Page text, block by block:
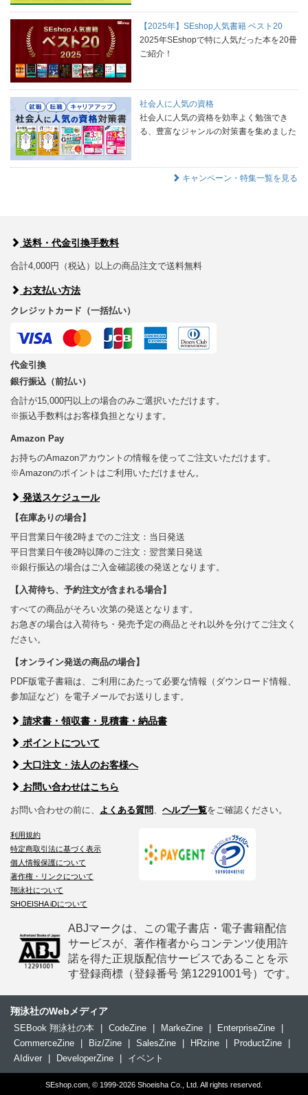
【2025年】SEshop人気書籍 ベスト20
2025年SEshopで特に人気だった本を20冊
ご紹介！
社会人に人気の資格
社会人に人気の資格を効率よく勉強でき
る、豊富なジャンルの対策書を集めました
キャンペーン・特集一覧を見る
送料・代金引換手数料
合計4,000円（税込）以上の商品注文で送料無料
お支払い方法
クレジットカード（一括払い）
代金引換
銀行振込（前払い）
合計が15,000円以上の場合のみご選択いただけます。
※振込手数料はお客様負担となります。
Amazon Pay
お持ちのAmazonアカウントの情報を使ってご注文いただけます。
※Amazonのポイントはご利用いただけません。
発送スケジュール
【在庫ありの場合】
平日営業日午後2時までのご注文：当日発送
平日営業日午後2時以降のご注文：翌営業日発送
※銀行振込の場合はご入金確認後の発送となります。
【入荷待ち、予約注文が含まれる場合】
すべての商品がそろい次第の発送となります。
お急ぎの場合は入荷待ち・発売予定の商品とそれ以外を分けてご注文く
ださい。
【オンライン発送の商品の場合】
PDF版電子書籍は、ご利用にあたって必要な情報（ダウンロード情報、
参加証など）を電子メールでお送りします。
請求書・領収書・見積書・納品書
ポイントについて
大口注文・法人のお客様へ
お問い合わせはこちら
お問い合わせの前に、 よくある質問、 ヘルプ一覧をご確認ください。
利用規約
特定商取引法に基づく表示
個人情報保護について
著作権・リンクについて
翔泳社について
SHOEISHA iDについて
ABJマークは、この電子書店・電子書籍配信
サービスが、著作権者からコンテンツ使用許
諾を得た正規版配信サービスであることを示
す登録商標（登録番号 第12291001号）です。
翔泳社のWebメディア
SEBook 翔泳社の本 CodeZine MarkeZine EnterpriseZine
CommerceZine
Biz/Zine SalesZine HRzine ProductZine
AIdiver
DeveloperZine イベント
SEshop.com, © 1999-2026 Shoeisha Co., Ltd. All rights reserved.